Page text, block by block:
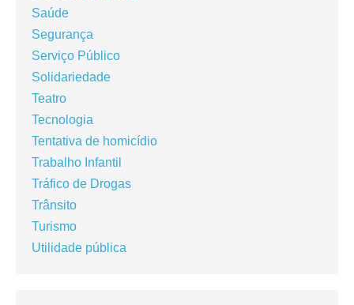
Saúde
Segurança
Serviço Público
Solidariedade
Teatro
Tecnologia
Tentativa de homicídio
Trabalho Infantil
Tráfico de Drogas
Trânsito
Turismo
Utilidade pública